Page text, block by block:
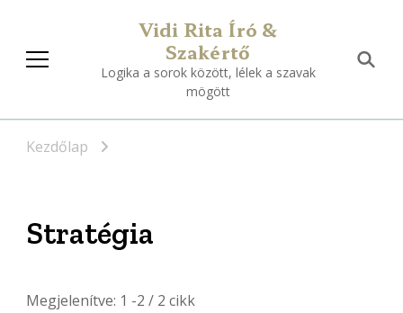
Vidi Rita Író &
Szakértő
Logika a sorok között, lélek a szavak
mögött
Kezdőlap
Stratégia
Megjelenítve: 1 -2 / 2 cikk